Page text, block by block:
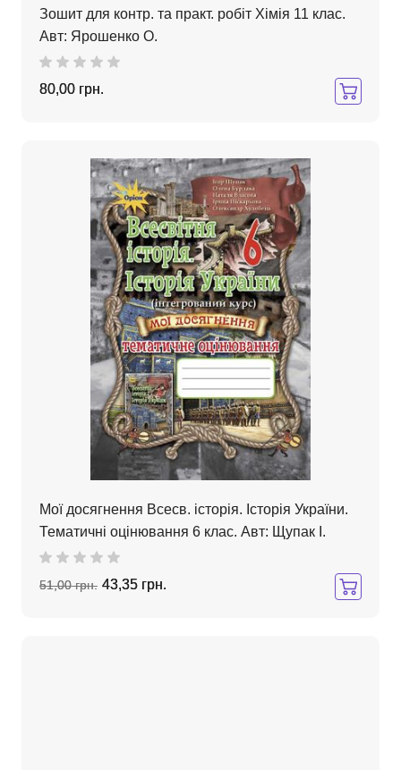
Зошит для контр. та практ. робіт Хімія 11 клас.
Авт: Ярошенко О.
80,00 грн.
Мої досягнення Всесв. історія. Історія України.
Тематичні оцінювання 6 клас. Авт: Щупак І.
51,00 грн. 43,35 грн.